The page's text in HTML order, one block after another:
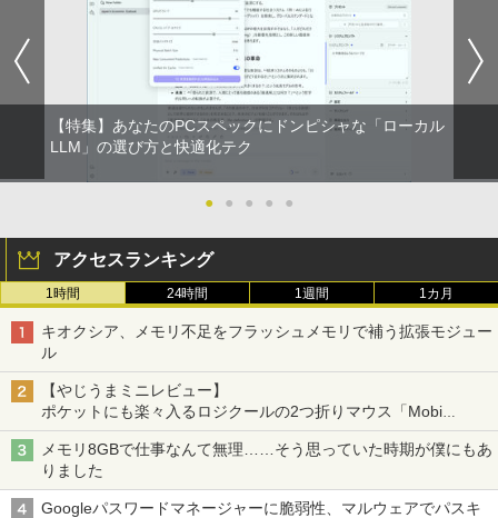
【特集】あなたのPCスペックにドンピシャな「ローカル
LLM」の選び方と快適化テク
● ● ● ● ●
アクセスランキング
1時間 24時間 1週間 1カ月
キオクシア、メモリ不足をフラッシュメモリで補う拡張モジュー
ル
【やじうまミニレビュー】
ポケットにも楽々入るロジクールの2つ折りマウス「Mobi
Fold」。その気になるギミックとは？
メモリ8GBで仕事なんて無理……そう思っていた時期が僕にもあ
りました
Googleパスワードマネージャーに脆弱性、マルウェアでパスキ